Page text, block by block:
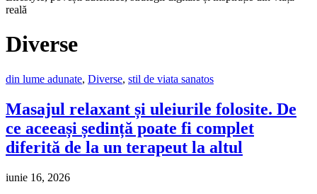
reală
Diverse
din lume adunate, Diverse, stil de viata sanatos
Masajul relaxant și uleiurile folosite. De
ce aceeași ședință poate fi complet
diferită de la un terapeut la altul
iunie 16, 2026